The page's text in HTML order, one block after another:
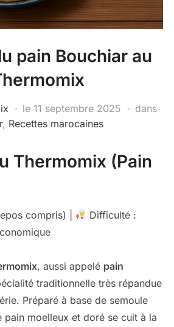
pain Bouchiar au
le 11 septembre 2025
dans
, Recettes marocaines
Thermomix (Pain
compris) |
Difficulté :
, aussi appelé pain
traditionnelle très répandue
Préparé à base de semoule
moelleux et doré se cuit à la